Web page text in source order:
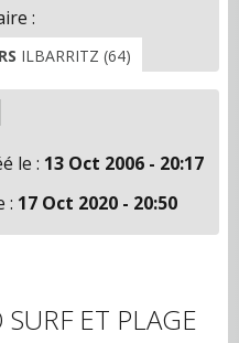
:
ILBARRITZ (64)
le : 13 Oct 2006 - 20:17
: 17 Oct 2020 - 20:50
ET PLAGE